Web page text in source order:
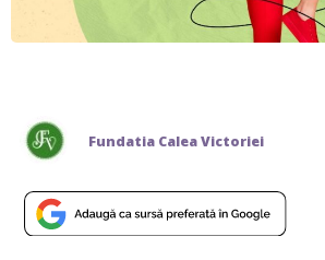
Fundatia Calea Victoriei